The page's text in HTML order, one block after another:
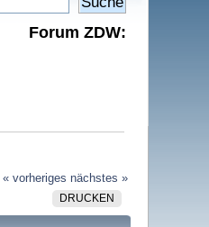
Forum ZDW:
« vorheriges nächstes »
DRUCKEN